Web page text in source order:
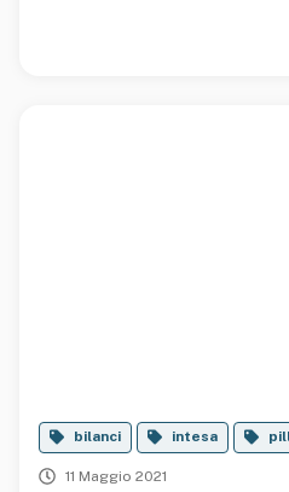
bilanci intesa
11 Maggio 2021